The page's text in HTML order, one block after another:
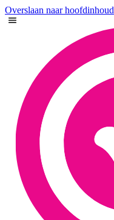
Overslaan naar hoofdinhoud